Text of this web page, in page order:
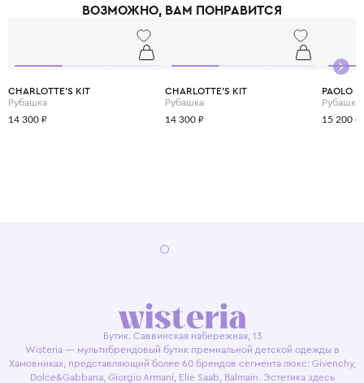
ВОЗМОЖНО, ВАМ ПОНРАВИТСЯ
CHARLOTTE'S KIT
Рубашка
14 300 ₽
CHARLOTTE'S KIT
Рубашка
14 300 ₽
PAOLO
Рубашка
15 200 ₽
Бутик. Саввинская набережная, 13
Wisteria — мультибрендовый бутик премиальной детской одежды в
Хамовниках, представляющий более 60 брендов сегмента люкс: Givenchy,
Dolce&Gabbana, Giorgio Armani, Elie Saab, Balmain. Эстетика здесь